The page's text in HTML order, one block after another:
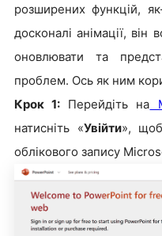
розширених функцій,
досконалі анімації,
оновлювати та
проблем. Ось як ним
Крок 1: Перейдіть на
натисніть «Увійти»,
облікового запису